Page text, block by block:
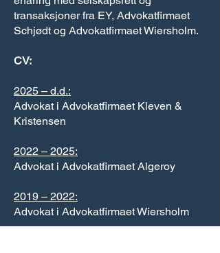
transaksjoner fra EY, Advokatfirmaet
Schjødt og Advokatfirmaet Wiersholm.
CV:
2025 – d.d.:
Advokat i Advokatfirmaet Kleven &
Kristensen
2022 – 2025:
Advokat i Advokatfirmaet Algeroy
2019 – 2022:
Advokat i Advokatfirmaet Wiersholm